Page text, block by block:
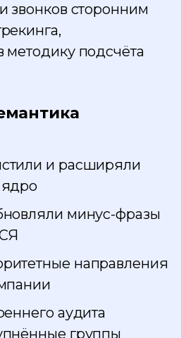
звонков сторонним
методику подсчёта
и расширяли
ядро
минус-фразы
направления
аудита
группы